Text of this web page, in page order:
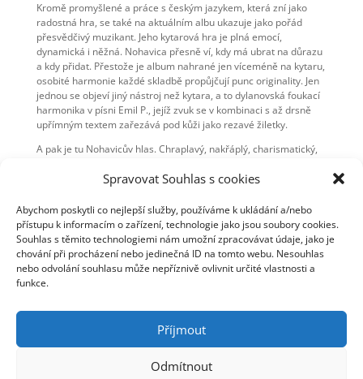
Spravovat Souhlas s cookies
Abychom poskytli co nejlepší služby, používáme k ukládání a/nebo
přístupu k informacím o zařízení, technologie jako jsou soubory cookies.
Souhlas s těmito technologiemi nám umožní zpracovávat údaje, jako je
chování při procházení nebo jedinečná ID na tomto webu. Nesouhlas
nebo odvolání souhlasu může nepříznivě ovlivnit určité vlastnosti a
funkce.
Příjmout
Odmítnout
Kromě promyšlené a práce s českým jazykem, která zní jako
radostná hra, se také na aktuálním albu ukazuje jako pořád
přesvědčivý muzikant. Jeho kytarová hra je plná emocí,
dynamická i něžná. Nohavica přesně ví, kdy má ubrat na důrazu
a kdy přidat. Přestože je album nahrané jen víceméně na kytaru,
osobité harmonie každé skladbě propůjčují punc originality. Jen
jednou se objeví jiný nástroj než kytara, a to dylanovská foukací
harmonika v písni Emil P., jejíž zvuk se v kombinaci s až drsně
upřímným textem zařezává pod kůži jako rezavé žiletky.
A pak je tu Nohavicův hlas. Chraplavý, nakřáplý, charismatický,
místech lehce úderný a burcující. „Řekla mi včera dívka Tereza,
Staré dobré časy. S Terezou nesouhlasím. Na skládku
zasloužilých umělců tento slezský bard a písničkář rozhodně
ještě nepatří.
Autor: Aleš Materna